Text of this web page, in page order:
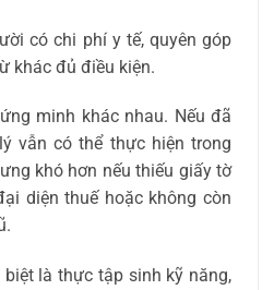
có chi phí y tế, quyên góp
khác đủ điều kiện.
minh khác nhau. Nếu đã
vẫn có thể thực hiện trong
khó hơn nếu thiếu giấy tờ
diện thuế hoặc không còn
là thực tập sinh kỹ năng,